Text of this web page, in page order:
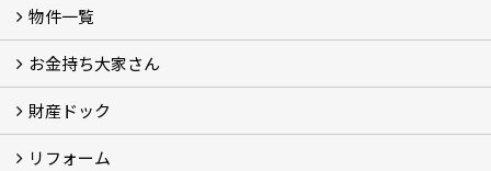
三光ソフラン株式会社の強み
資産運用
収益物件
賃貸管理 (2)
土地有効活用 (3)
相続対策・コンサルティング (3)
不動産買取・売買・仲介 (3)
リフォーム
空き家・空き地対策 (2)
設計・施工・建築請負
物件一覧
物件一覧
フォトギャラリー
弊社施工事例3D写真
お金持ち大家さん
お金持ち大家さん
資産運用コラム (15)
お金持ち大家さんセミナー
財産ドック
財産ドック
リフォーム